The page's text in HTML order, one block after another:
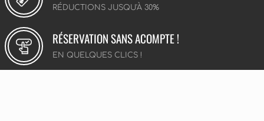
RÉDUCTIONS JUSQU'À 30%
RÉSERVATION SANS ACOMPTE !
EN QUELQUES CLICS !